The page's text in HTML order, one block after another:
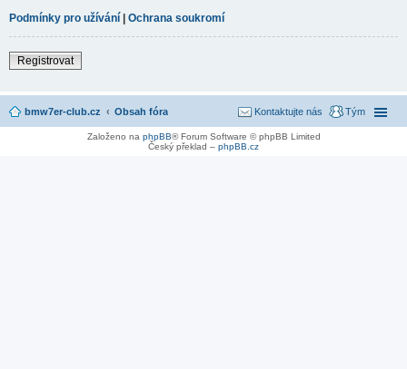
Podmínky pro užívání | Ochrana soukromí
Registrovat
bmw7er-club.cz Obsah fóra Tým
Kontaktujte nás
Založeno na phpBB® Forum Software © phpBB Limited
Český překlad – phpBB.cz